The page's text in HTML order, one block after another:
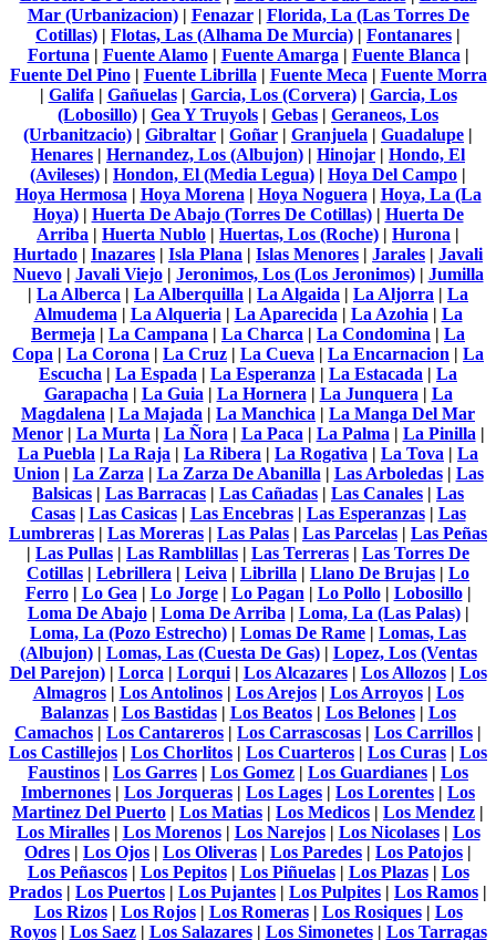
Mar (Urbanizacion)| Fenazar| Florida, La (Las Torres De
Cotillas) | Flotas, Las (Alhama De Murcia) | Fontanares |
Fortuna | Fuente Alamo| Fuente Amarga | Fuente Blanca |
Fuente Del Pino| Fuente Librilla | Fuente Meca | Fuente Morra
| Galifa | Gañuelas| Garcia, Los (Corvera)| Garcia, Los
(Lobosillo) | Gea Y Truyols | Gebas | Geraneos, Los
(Urbanitzacio) | Gibraltar | Goñar | Granjuela | Guadalupe |
Henares | Hernandez, Los (Albujon) | Hinojar | Hondo, El
(Avileses) | Hondon, El (Media Legua) | Hoya Del Campo |
Hoya Hermosa | Hoya Morena | Hoya Noguera | Hoya, La (La
Hoya)| Huerta De Abajo (Torres De Cotillas)| Huerta De
Arriba | Huerta Nublo | Huertas, Los (Roche) | Hurona |
Hurtado | Inazares | Isla Plana | Islas Menores | Jarales | Javali
Nuevo| Javali Viejo| Jeronimos, Los (Los Jeronimos)| Jumilla
| La Alberca | La Alberquilla | La Algaida | La Aljorra | La
Almudema | La Alqueria | La Aparecida | La Azohia | La
Bermeja | La Campana | La Charca | La Condomina | La
Copa | La Corona | La Cruz | La Cueva | La Encarnacion | La
Escucha | La Espada | La Esperanza | La Estacada | La
Garapacha | La Guia | La Hornera | La Junquera | La
Magdalena | La Majada | La Manchica | La Manga Del Mar
Menor| La Murta | La Ñora | La Paca | La Palma | La Pinilla |
La Puebla | La Raja | La Ribera | La Rogativa | La Tova | La
Union | La Zarza | La Zarza De Abanilla | Las Arboledas| Las
Balsicas | Las Barracas | Las Cañadas | Las Canales | Las
Casas| Las Casicas| Las Encebras| Las Esperanzas| Las
Lumbreras | Las Moreras | Las Palas | Las Parcelas | Las Peñas
| Las Pullas | Las Ramblillas | Las Terreras | Las Torres De
Cotillas | Lebrillera | Leiva | Librilla | Llano De Brujas | Lo
Ferro| Lo Gea | Lo Jorge| Lo Pagan | Lo Pollo| Lobosillo|
Loma De Abajo| Loma De Arriba | Loma, La (Las Palas)|
Loma, La (Pozo Estrecho) | Lomas De Rame | Lomas, Las
(Albujon)| Lomas, Las (Cuesta De Gas)| Lopez, Los (Ventas
Del Parejon)| Lorca | Lorqui| Los Alcazares| Los Allozos| Los
Almagros| Los Antolinos| Los Arejos| Los Arroyos| Los
Balanzas| Los Bastidas| Los Beatos| Los Belones| Los
Camachos | Los Cantareros | Los Carrascosas | Los Carrillos |
Los Castillejos | Los Chorlitos | Los Cuarteros | Los Curas | Los
Faustinos | Los Garres | Los Gomez | Los Guardianes | Los
Imbernones | Los Jorqueras | Los Lages | Los Lorentes | Los
Martinez Del Puerto | Los Matias | Los Medicos | Los Mendez |
Los Miralles| Los Morenos| Los Narejos| Los Nicolases| Los
Odres | Los Ojos | Los Oliveras | Los Paredes | Los Patojos |
Los Peñascos| Los Pepitos| Los Piñuelas| Los Plazas| Los
Prados | Los Puertos | Los Pujantes | Los Pulpites | Los Ramos |
Los Rizos| Los Rojos| Los Romeras| Los Rosiques| Los
Royos| Los Saez| Los Salazares| Los Simonetes| Los Tarragas